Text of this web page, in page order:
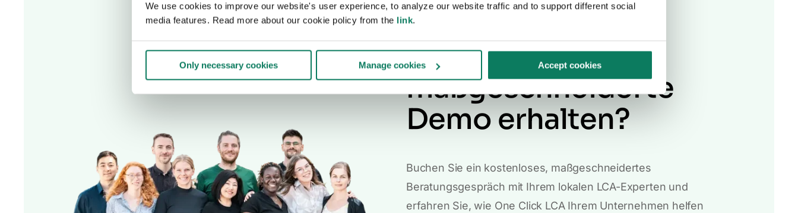
We use cookies to improve our website's user experience, to analyze our website traffic and to support different social
media features. Read more about our cookie policy from the link.
Only necessary cookies Manage cookies Accept cookies
Möchten Sie eine
kostenlose,
maßgeschneiderte
Demo erhalten?
Buchen Sie ein kostenloses, maßgeschneidertes
Beratungsgespräch mit Ihrem lokalen LCA-Experten und
erfahren Sie, wie One Click LCA Ihrem Unternehmen helfen